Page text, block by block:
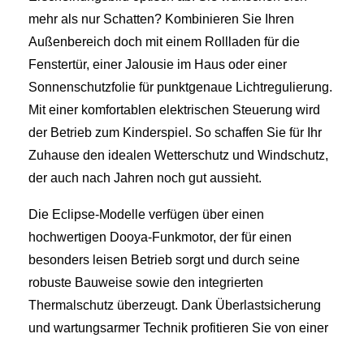
mehr als nur Schatten? Kombinieren Sie Ihren
Außenbereich doch mit einem Rollladen für die
Fenstertür, einer Jalousie im Haus oder einer
Sonnenschutzfolie für punktgenaue Lichtregulierung.
Mit einer komfortablen elektrischen Steuerung wird
der Betrieb zum Kinderspiel. So schaffen Sie für Ihr
Zuhause den idealen Wetterschutz und Windschutz,
der auch nach Jahren noch gut aussieht.
Die Eclipse-Modelle verfügen über einen
hochwertigen Dooya-Funkmotor, der für einen
besonders leisen Betrieb sorgt und durch seine
robuste Bauweise sowie den integrierten
Thermalschutz überzeugt. Dank Überlastsicherung
und wartungsarmer Technik profitieren Sie von einer